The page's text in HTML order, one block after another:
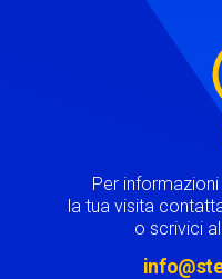
Per
la tua visita
o scrivici